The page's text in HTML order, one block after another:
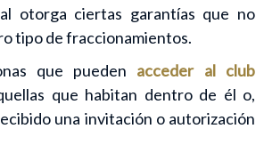
otorga ciertas garantías que no
tipo de fraccionamientos.
que pueden acceder al club
que habitan dentro de él o,
una invitación o autorización